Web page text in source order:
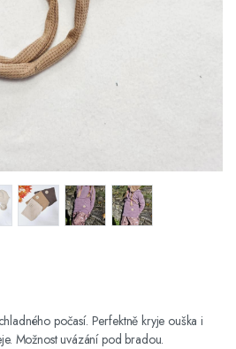
počasí. Perfektně kryje ouška i
Možnost uvázání pod bradou.